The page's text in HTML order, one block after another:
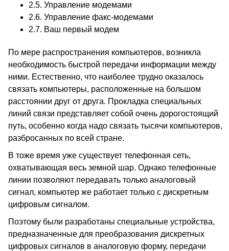
2.5. Управление модемами
2.6. Управление факс-модемами
2.7. Ваш первый модем
По мере распространения компьютеров, возникла
необходимость быстрой передачи информации между
ними. Естественно, что наиболее трудно оказалось
связать компьютеры, расположенные на большом
расстоянии друг от друга. Прокладка специальных
линий связи представляет собой очень дорогостоящий
путь, особенно когда надо связать тысячи компьютеров,
разбросанных по всей стране.
В тоже время уже существует телефонная сеть,
охватывающая весь земной шар. Однако телефонные
линии позволяют передавать только аналоговый
сигнал, компьютер же работает только с дискретным
цифровым сигналом.
Поэтому были разработаны специальные устройства,
предназначенные для преобразования дискретных
цифровых сигналов в аналоговую форму, передачи